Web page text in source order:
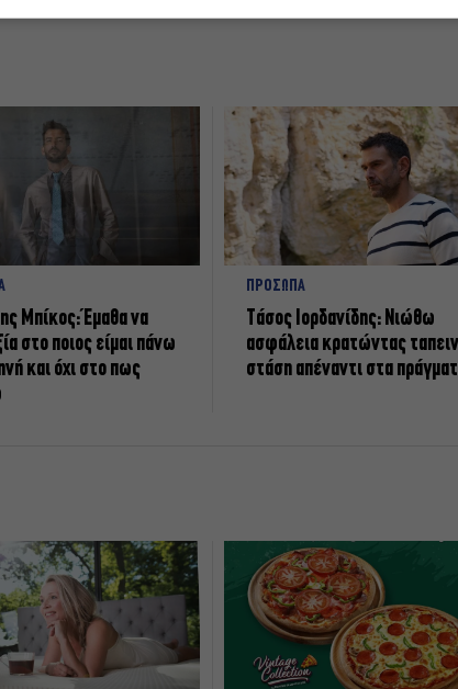
Μπίκος: Έμαθα να
στο ποιος είμαι πάνω
και όχι στο πως
ΠΡΟΣΩΠΑ
Tάσος Ιορδανίδης: Νιώθω
ασφάλεια κρατώντας
στάση απέναντι στα